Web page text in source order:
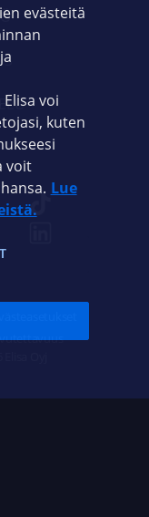
evästeitä
voi
kuten
voit
Lue